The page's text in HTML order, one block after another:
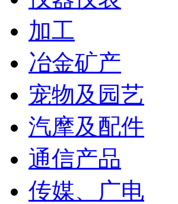
加工
冶金矿产
宠物及园艺
汽摩及配件
通信产品
传媒、广电